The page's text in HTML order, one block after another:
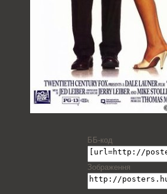
ББ-код
Зображення